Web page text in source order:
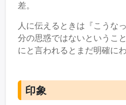
差。
人に伝えるときは『こうな
分の思惑ではないというこ
にと言われるとまだ明確に
印象